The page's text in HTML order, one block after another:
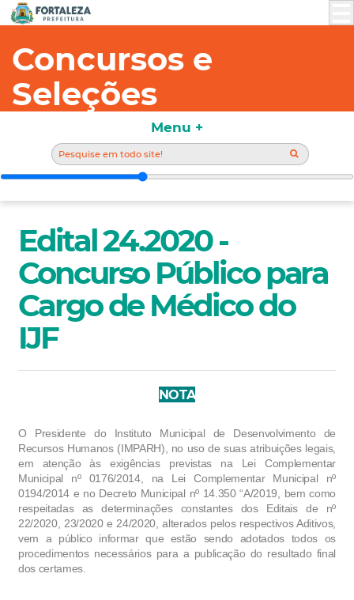
Concursos e
Seleções
Edital 24.2020 -
Concurso Público para
Cargo de Médico do
IJF
NOTA
O Presidente do Instituto Municipal de Desenvolvimento de
Recursos Humanos (IMPARH), no uso de suas atribuições legais,
em atenção às exigências previstas na Lei Complementar
Municipal nº 0176/2014, na Lei Complementar Municipal nº
0194/2014 e no Decreto Municipal nº 14.350 “A/2019, bem como
respeitadas as determinações constantes dos Editais de nº
22/2020, 23/2020 e 24/2020, alterados pelos respectivos Aditivos,
vem a público informar que estão sendo adotados todos os
procedimentos necessários para a publicação do resultado final
dos certames.